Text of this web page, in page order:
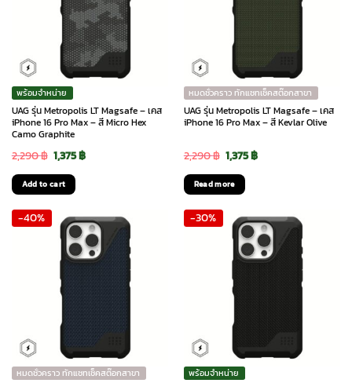
พร้อมจำหน่าย
UAG รุ่น Metropolis LT Magsafe – เคส
iPhone 16 Pro Max – สี Micro Hex
Camo Graphite
2,290฿ Original
price
was:
2,290 ฿.
1,375฿Current
1,375 ฿.
Add to cart
หมดชั่วคราว ทักแชทเช็คสต๊อกสาขา
UAG รุ่น Metropolis LT Magsafe – เคส
iPhone 16 Pro Max – สี Kevlar Olive
2,290฿ Original
price
was:
2,290 ฿.
1,375฿Current
1,375 ฿.
Read more
-40%
หมดชั่วคราว ทักแชทเช็คสต๊อกสาขา
-30%
พร้อมจำหน่าย